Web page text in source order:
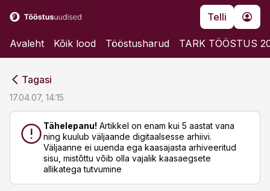
Telli
Avaleht Kõik lood Tööstusharud TARK TÖÖSTUS
Tagasi
17.04.07, 14:15
Tähelepanu! Artikkel on enam kui 5 aastat vana
ning kuulub väljaande digitaalsesse arhiivi.
Väljaanne ei uuenda ega kaasajasta arhiveeritud
sisu, mistõttu võib olla vajalik kaasaegsete
allikatega tutvumine